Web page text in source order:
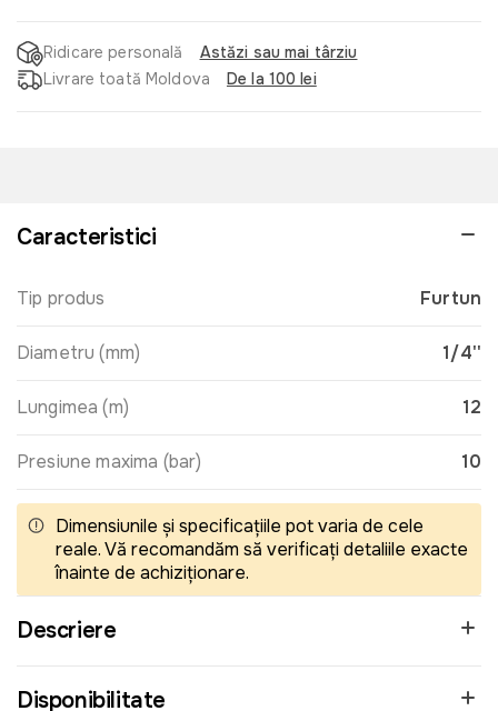
Ridicare personală
Astăzi sau mai târziu
Livrare toată Moldova
De la 100 lei
Caracteristici
Tip produs Furtun
Diametru (mm) 1/4''
Lungimea (m) 12
Presiune maxima (bar) 10
Dimensiunile și specificațiile pot varia de cele
reale. Vă recomandăm să verificați detaliile exacte
înainte de achiziționare.
Descriere
Disponibilitate